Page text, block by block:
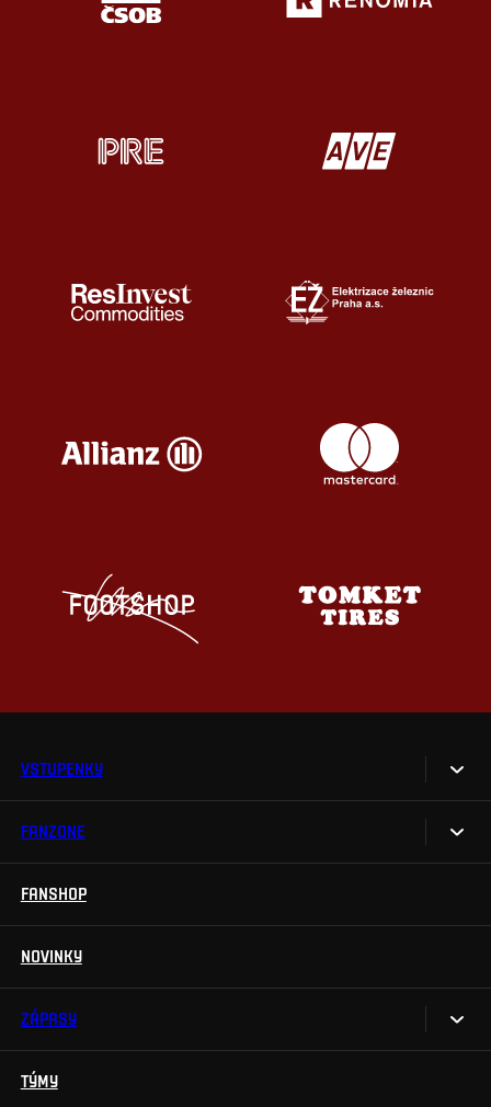
VSTUPENKY
Vstupenky
Handicapovaní fanoušci
FANZONE
Sparta UNLIMITED.
Televizní aplikace
FANSHOP
NOVINKY
ZÁPASY
TÝMY